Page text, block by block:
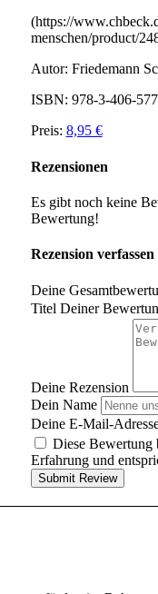
(https://
menschen/product/
Autor: Friedemann
ISBN: 978-3-406-
Preis: 8,95 €
Rezensionen
Es gibt noch keine
Bewertung!
Rezension verfassen
Deine
Titel Deiner
Deine Rezension
Dein Name
Deine E-Mail-
Diese Bewertung
Erfahrung und
Submit Review